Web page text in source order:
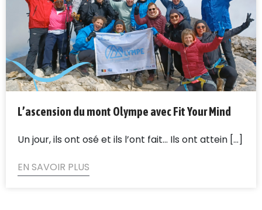
L’ascension du mont Olympe avec Fit Your Mind
Un jour, ils ont osé et ils l’ont fait… Ils ont attein [...]
EN SAVOIR PLUS